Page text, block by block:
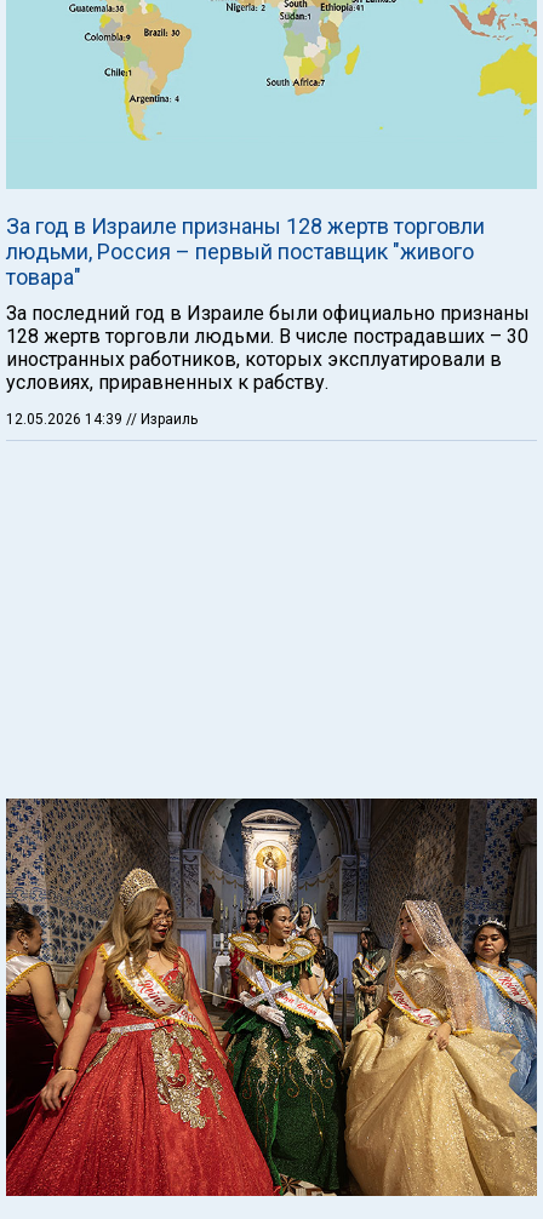
За год в Израиле признаны 128 жертв торговли
людьми, Россия – первый поставщик "живого
товара"
За последний год в Израиле были официально признаны
128 жертв торговли людьми. В числе пострадавших – 30
иностранных работников, которых эксплуатировали в
условиях, приравненных к рабству.
12.05.2026 14:39 // Израиль